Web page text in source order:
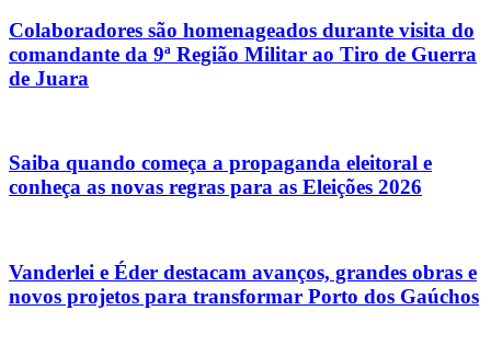
Colaboradores são homenageados durante visita do
comandante da 9ª Região Militar ao Tiro de Guerra
de Juara
Saiba quando começa a propaganda eleitoral e
conheça as novas regras para as Eleições 2026
Vanderlei e Éder destacam avanços, grandes obras e
novos projetos para transformar Porto dos Gaúchos